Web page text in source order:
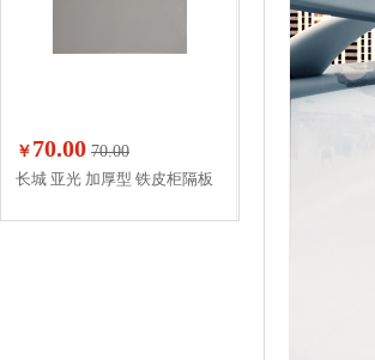
￥ 70.00 70.00
长城 亚光 加厚型 铁皮柜隔板